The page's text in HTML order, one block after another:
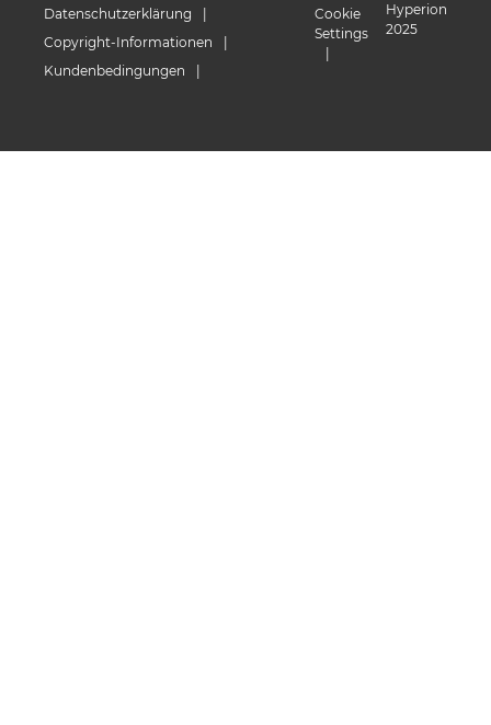
Datenschutzerklärung
Copyright-Informationen
Kundenbedingungen
Cookie
Settings
Hyperion
2025